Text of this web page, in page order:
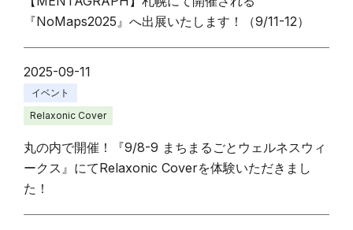
『NoMaps2025』へ出展いたします！（9/11-12）
2025-09-11
イベント
Relaxonic Cover
丸の内で開催！『9/8-9 まちまるごとウェルネスウィ
ークス』にてRelaxonic Coverを体験いただきまし
た！